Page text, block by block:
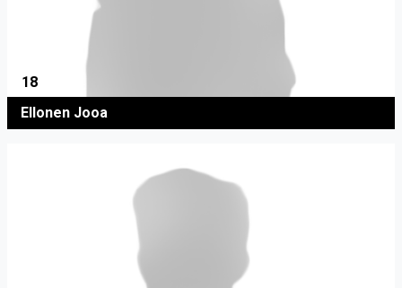
18
Ellonen Jooa